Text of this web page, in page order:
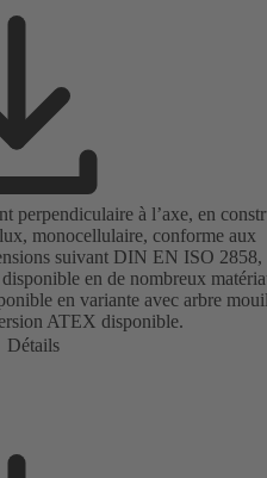
perpendiculaire à l’axe, en
monocellulaire, conforme aux
suivant DIN EN ISO 2858,
en de nombreux
en variante avec arbre
ATEX disponible.
Détails